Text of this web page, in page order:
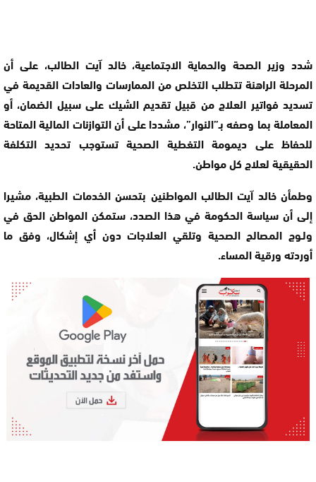
شدد وزیر الصحة والحمایة الاجتماعیة، خالد آیت الطالب، على أن
المرحلة الراھنة تتطلب التخلص من الممارسات والعادات القدیمة في
تسدید فواتیر العلاج من قبیل تقدیم الشیك على سبیل الضمان، أو
المعاملة بما وصفه بـ”النوار”، مشددا على أن التوازنات المالیة المتاحة
للحفاظ على دیمومة التغطیة الصحیة تستوجب تحدید التكلفة
الحقیقیة لعلاج كل مواطن.
وطمأن خالد آیت الطالب المواطنین بتحسن الخدمات الطبیة، مشيرا
إلى أن سیاسة الحكومة في ھذا الصدد، ستمكن المواطن الحق في
ولـوج المصالح الصحیة وتلقي العلاجات دون أي إشكال، وفق ما
أوردته ورقية المساء.